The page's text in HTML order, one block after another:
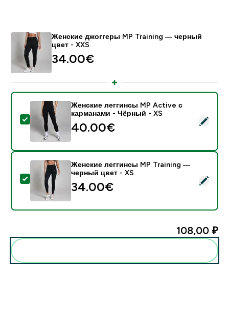
Женские джоггеры MP Training — черный
цвет - XXS
34.00€‎
- Женские леггинсы MP Active с карманами -
Женские леггинсы MP Active с
карманами - Чёрный - XS
40.00€‎
- Женские леггинсы MP Training — черный цвет - XS
Женские леггинсы MP Training —
черный цвет - XS
34.00€‎
108,00 ₽‎